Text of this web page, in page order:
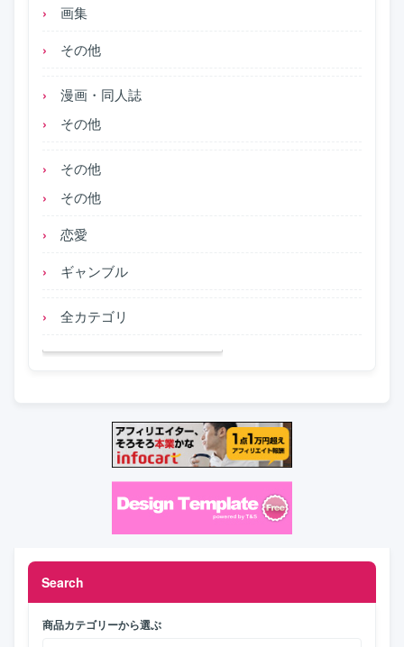
画集
その他
漫画・同人誌
その他
その他
その他
恋愛
ギャンブル
全カテゴリ
Search
商品カテゴリーから選ぶ